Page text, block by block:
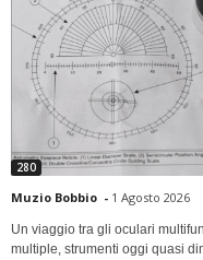
280
Muzio Bobbio - 1 Agosto 2026
Un viaggio tra gli oculari
multiple, strumenti oggi quasi